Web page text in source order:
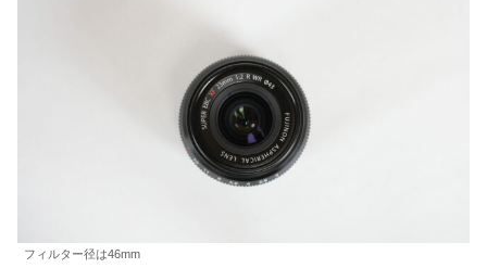
フィルター径は46mm